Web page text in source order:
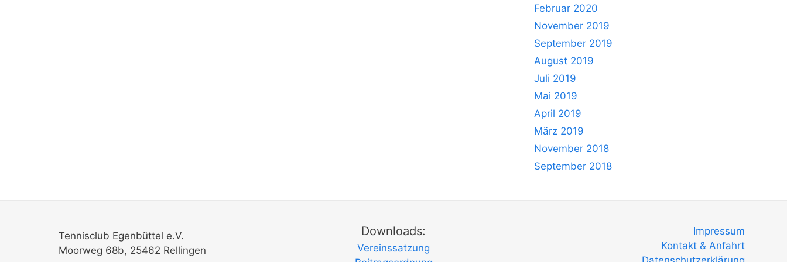
Februar 2020
November 2019
September 2019
August 2019
Juli 2019
Mai 2019
April 2019
März 2019
November 2018
September 2018
Tennisclub Egenbüttel e.V.
Moorweg 68b, 25462 Rellingen
Downloads:
Vereinssatzung
Impressum
Kontakt & Anfahrt